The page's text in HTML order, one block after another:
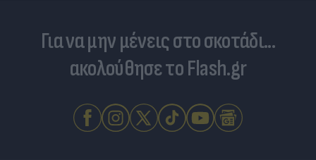
Για να μην μένεις στο σκοτάδι...
ακολούθησε το Flash.gr